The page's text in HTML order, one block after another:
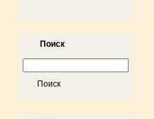
Поиск